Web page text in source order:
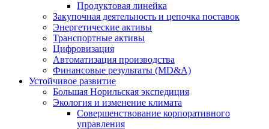
Продуктовая линейка
Закупочная деятельность и цепочка поставок
Энергетические активы
Транспортные активы
Цифровизация
Автоматизация производства
Финансовые результаты (MD&A)
Устойчивое развитие
Большая Норильская экспедиция
Экология и изменение климата
Совершенствование корпоративного
управления